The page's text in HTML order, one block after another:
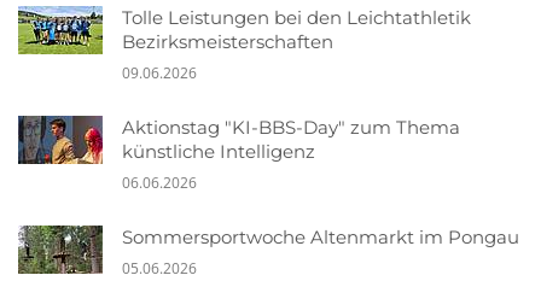
Tolle Leistungen bei den Leichtathletik
Bezirksmeisterschaften
09.06.2026
Aktionstag "KI-BBS-Day" zum Thema
künstliche Intelligenz
06.06.2026
Sommersportwoche Altenmarkt im Pongau
05.06.2026